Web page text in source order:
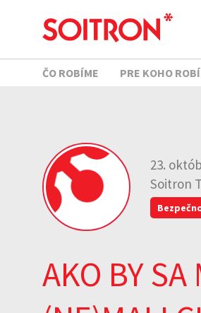
ČO ROBÍME PRE KOHO
23.
Soitron
AKO BY SA